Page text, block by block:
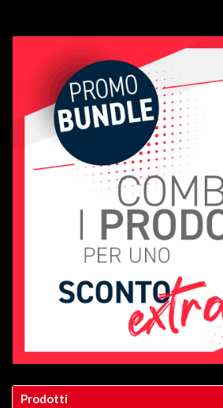
Prodotti